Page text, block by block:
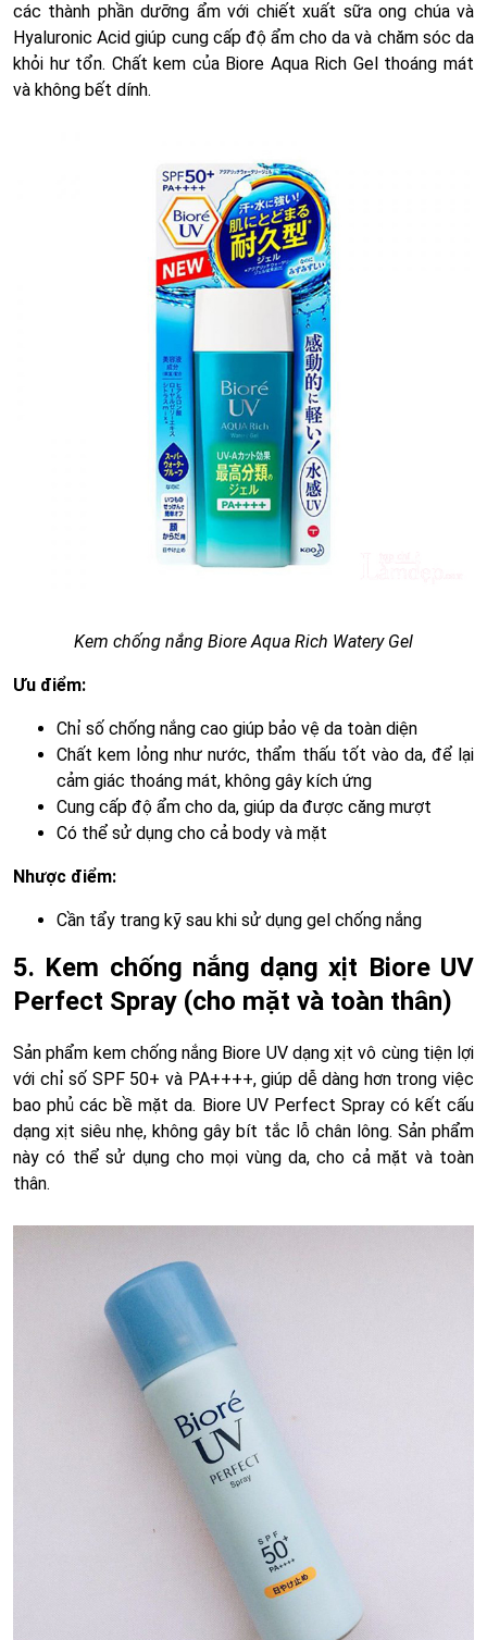
các thành phần dưỡng ẩm với chiết xuất sữa ong chúa và
Hyaluronic Acid giúp cung cấp độ ẩm cho da và chăm sóc da
khỏi hư tổn. Chất kem của Biore Aqua Rich Gel thoáng mát
và không bết dính.
Kem chống nắng Biore Aqua Rich Watery Gel
Ưu điểm:
Chỉ số chống nắng cao giúp bảo vệ da toàn diện
Chất kem lỏng như nước, thẩm thấu tốt vào da, để lại
cảm giác thoáng mát, không gây kích ứng
Cung cấp độ ẩm cho da, giúp da được căng mượt
Có thể sử dụng cho cả body và mặt
Nhược điểm:
Cần tẩy trang kỹ sau khi sử dụng gel chống nắng
5. Kem chống nắng dạng xịt Biore UV
Perfect Spray (cho mặt và toàn thân)
Sản phẩm kem chống nắng Biore UV dạng xịt vô cùng tiện lợi
với chỉ số SPF 50+ và PA++++, giúp dễ dàng hơn trong việc
bao phủ các bề mặt da. Biore UV Perfect Spray có kết cấu
dạng xịt siêu nhẹ, không gây bít tắc lỗ chân lông. Sản phẩm
này có thể sử dụng cho mọi vùng da, cho cả mặt và toàn
thân.